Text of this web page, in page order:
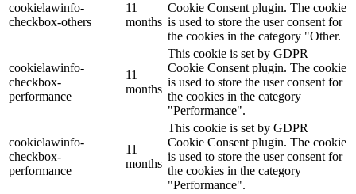
cookielawinfo-
checkbox-others
11
months
Cookie Consent plugin. The cookie
is used to store the user consent for
the cookies in the category "Other.
cookielawinfo-
checkbox-
performance
11
months
This cookie is set by GDPR
Cookie Consent plugin. The cookie
is used to store the user consent for
the cookies in the category
"Performance".
cookielawinfo-
checkbox-
performance
11
months
This cookie is set by GDPR
Cookie Consent plugin. The cookie
is used to store the user consent for
the cookies in the category
"Performance".